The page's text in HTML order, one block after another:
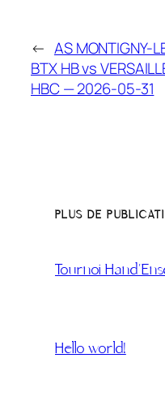
← AS MONTIGNY-
BTX HB vs
HBC — 2026-05-31
PLUS DE
Tournoi
Hello world!